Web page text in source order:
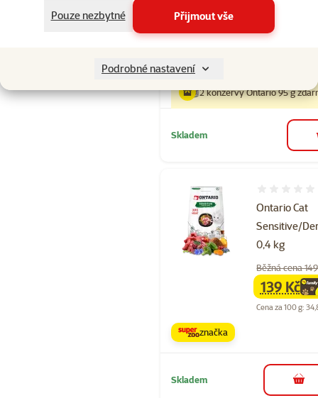
Pouze nezbytné
Přijmout vše
Podrobné nastavení
389 Kč
Cena za 100 g:
2 konzervy Ontario 95 g
Skladem
Ontario Cat
Sensitive/
0,4 kg
Běžná cena
family
139 Kč
Cena za 100 g:
značka
Skladem do